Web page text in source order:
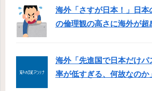
海外「さすが日本！」日本
の倫理観の高さに海外が超
海外「先進国で日本だけパ
率が低すぎる、何故なのか